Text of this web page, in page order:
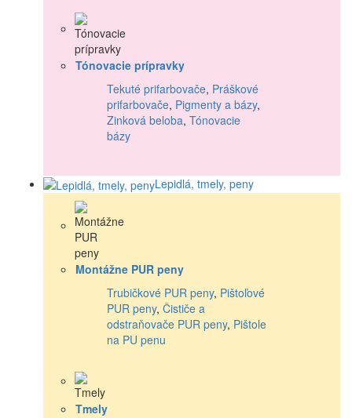
Tónovacie prípravky
Tekuté prifarbovače, Práškové
prifarbovače, Pigmenty a bázy,
Zinková beloba, Tónovacie
bázy
Lepidlá, tmely, peny
Montážne PUR peny
Trubičkové PUR peny, Pištoľové
PUR peny, Čističe a
odstraňovače PUR peny, Pištole
na PU penu
Tmely